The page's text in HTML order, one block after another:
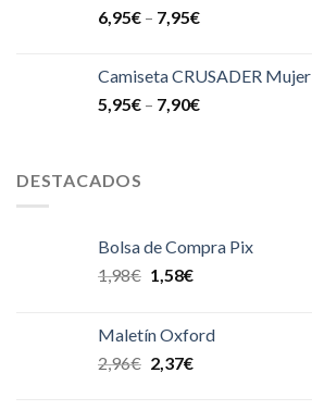
6,95€ – 7,95€
Camiseta CRUSADER Mujer
5,95€ – 7,90€
DESTACADOS
Bolsa de Compra Pix
1,98€ 1,58€
Maletín Oxford
2,96€ 2,37€